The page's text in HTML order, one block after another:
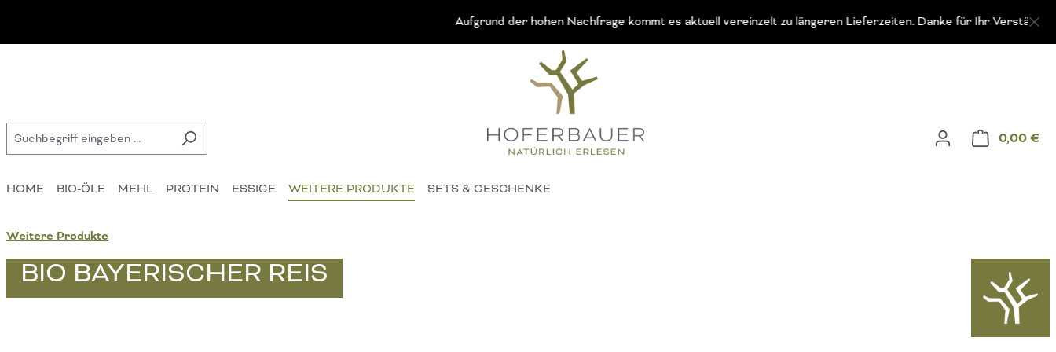
Aufgrund der hohen Nachfrage kommt es aktuell vereinzelt zu längeren Lieferzeiten. Danke für Ihr Verständnis!
0,00 €
HOME BIO-ÖLE MEHL PROTEIN ESSIGE WEITERE PRODUKTE SETS & GESCHENKE
Weitere Produkte
BIO BAYERISCHER REIS